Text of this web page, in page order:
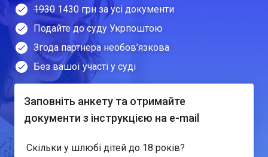
1930 1430 грн за усі документи
Подайте до суду Укрпоштою
Згода партнера необов’язкова
Без вашої участі у суді
Заповніть анкету та отримайте
документи з інструкцією на e-mail
Скільки у шлюбі дітей до 18 років?